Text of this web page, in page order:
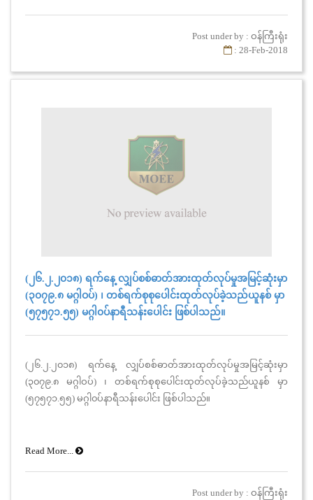
Post under by : ဝန်ကြီးရုံး
: 28-Feb-2018
(၂၆.၂.၂၀၁၈) ရက်နေ့ လျှပ်စစ်ဓာတ်အားထုတ်လုပ်မှုအမြင့်ဆုံးမှာ
(၃၀၇၉.၈ မဂ္ဂါဝပ်) ၊ တစ်ရက်စုစုပေါင်းထုတ်လုပ်ခဲ့သည်ယူနစ် မှာ
(၅၇၅၇၁.၅၅) မဂ္ဂါ၀ပ်နာရီသန်းပေါင်း ဖြစ်ပါသည်။
(၂၆.၂.၂၀၁၈) ရက်နေ့ လျှပ်စစ်ဓာတ်အားထုတ်လုပ်မှုအမြင့်ဆုံးမှာ
(၃၀၇၉.၈ မဂ္ဂါဝပ်) ၊ တစ်ရက်စုစုပေါင်းထုတ်လုပ်ခဲ့သည်ယူနစ် မှာ
(၅၇၅၇၁.၅၅) မဂ္ဂါ၀ပ်နာရီသန်းပေါင်း ဖြစ်ပါသည်။
Read More...
Post under by : ဝန်ကြီးရုံး